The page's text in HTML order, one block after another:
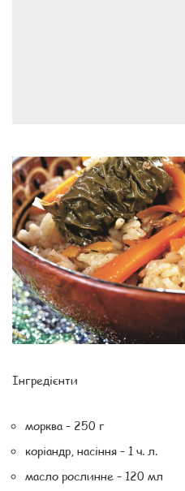
Інгредієнти
морква – 250 г
коріандр, насіння – 1 ч. л.
масло рослинне – 120 мл